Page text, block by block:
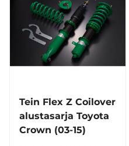
Tein Flex Z Coilover
alustasarja Toyota
Crown (03-15)